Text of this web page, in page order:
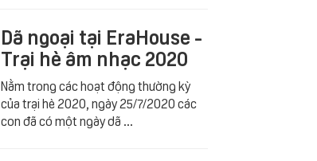
Dã ngoại tại EraHouse -
Trại hè âm nhạc 2020
Nằm trong các hoạt động thường kỳ
của trại hè 2020, ngày 25/7/2020 các
con đã có một ngày dã ...